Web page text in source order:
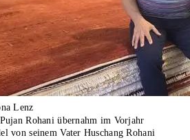
Lenz
Rohani übernahm im Vorjahr
von seinem Vater Huschang Rohani